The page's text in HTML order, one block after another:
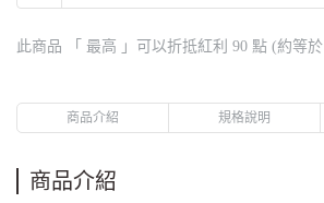
此商品 「 最高 」可以折抵紅利 90 點 (約等於
商品介紹 規格說明
商品介紹